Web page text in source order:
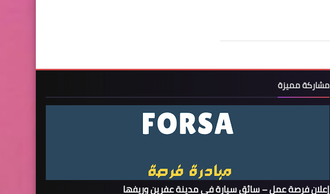
مشاركة مميزة
إعلان فرصة عمل – سائق سيارة في مدينة عفرين وريفها